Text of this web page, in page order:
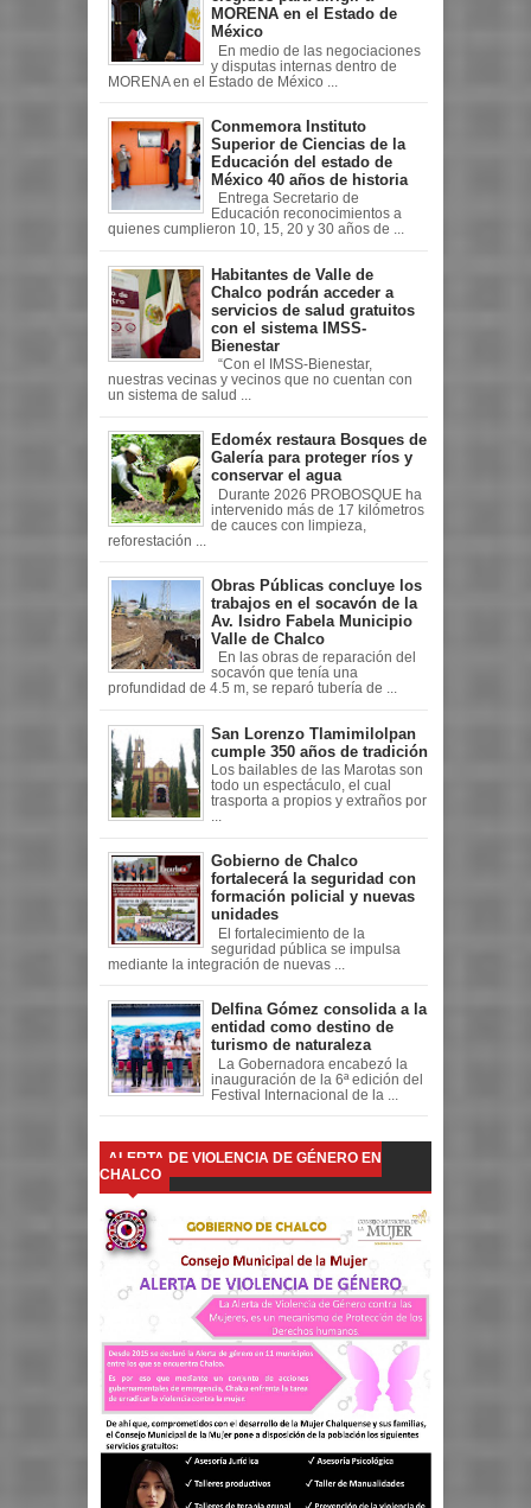
MORENA en el Estado de
México
En medio de las negociaciones
y disputas internas dentro de
MORENA en el Estado de México ...
Conmemora Instituto
Superior de Ciencias de la
Educación del estado de
México 40 años de historia
Entrega Secretario de
Educación reconocimientos a
quienes cumplieron 10, 15, 20 y 30 años de ...
Habitantes de Valle de
Chalco podrán acceder a
servicios de salud gratuitos
con el sistema IMSS-
Bienestar
“Con el IMSS-Bienestar,
nuestras vecinas y vecinos que no cuentan con
un sistema de salud ...
Edoméx restaura Bosques de
Galería para proteger ríos y
conservar el agua
Durante 2026 PROBOSQUE ha
intervenido más de 17 kilómetros
de cauces con limpieza,
reforestación ...
Obras Públicas concluye los
trabajos en el socavón de la
Av. Isidro Fabela Municipio
Valle de Chalco
En las obras de reparación del
socavón que tenía una
profundidad de 4.5 m, se reparó tubería de ...
San Lorenzo Tlamimilolpan
cumple 350 años de tradición
Los bailables de las Marotas son
todo un espectáculo, el cual
trasporta a propios y extraños por
Gobierno de Chalco
fortalecerá la seguridad con
formación policial y nuevas
unidades
El fortalecimiento de la
seguridad pública se impulsa
mediante la integración de nuevas ...
Delfina Gómez consolida a la
entidad como destino de
turismo de naturaleza
La Gobernadora encabezó la
inauguración de la 6ª edición del
Festival Internacional de la ...
ALERTA DE VIOLENCIA DE GÉNERO EN
CHALCO